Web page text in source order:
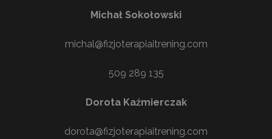
Michał Sokołowski
michal@fizjoterapiaitrening.com
509 289 135
Dorota Kaźmierczak
dorota@fizjoterapiaitrening.com